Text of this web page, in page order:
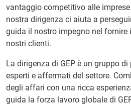
vantaggio competitivo alle
nostra dirigenza ci aiuta a
guida il nostro impegno nel fornire
nostri clienti.
La dirigenza di GEP è un gruppo
esperti e affermati del settore.
degli affari con una ricca
guida la forza lavoro globale di